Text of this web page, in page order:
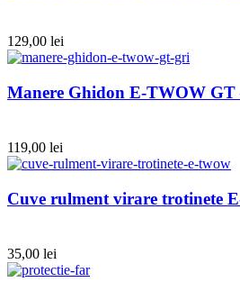
129,00 lei
Manere Ghidon E-TWOW GT
119,00 lei
Cuve rulment virare trotinete
35,00 lei